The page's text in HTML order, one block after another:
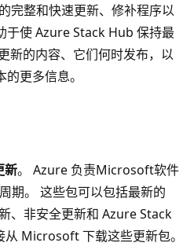
完整和快速更新、修补程序以
于使 Azure Stack Hub 保持最
新的内容、它们何时发布，以
更多信息。
新。 Azure 负责Microsoft软件
期。 这些包可以包括最新的
、非安全更新和 Azure Stack
Microsoft 下载这些更新包。